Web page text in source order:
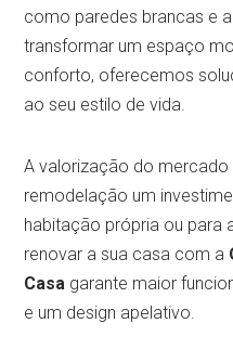
como paredes brancas e
transformar um espaço
conforto, oferecemos
ao seu estilo de vida.
A valorização do
remodelação um
habitação própria ou para
renovar a sua casa com a
Casa garante maior
e um design apelativo.